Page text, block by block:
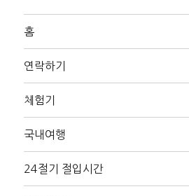
홈
연락하기
체험기
국내여행
24절기 절입시간